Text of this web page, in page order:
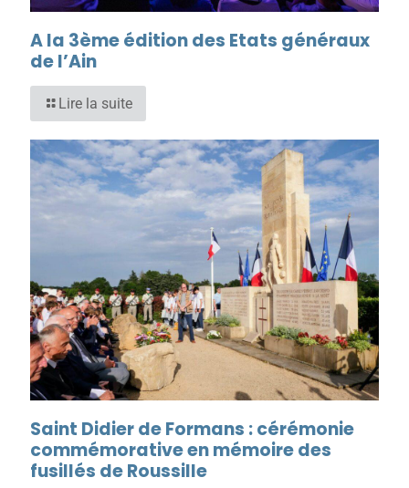
A la 3ème édition des Etats généraux
de l’Ain
Lire la suite
Saint Didier de Formans : cérémonie
commémorative en mémoire des
fusillés de Roussille